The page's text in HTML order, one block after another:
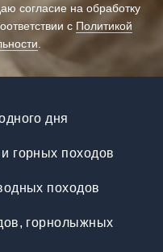
согласие на обработку
с Политикой
дня
горных походов
походов
горнолыжных